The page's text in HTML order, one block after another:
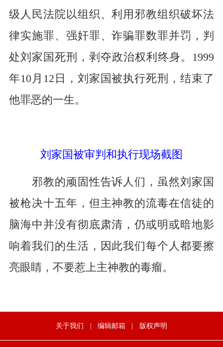
级人民法院以组织、利用邪教组织破坏法
律实施罪、强奸罪、诈骗罪数罪并罚，判
处刘家国死刑，剥夺政治权利终身。 1999
年10月 12 日，刘家国被执行死刑，结束了
他罪恶的一生。
刘家国被审判和执行现场截图
邪教的顽固性告诉人们，虽然刘家国
被枪决十五年，但主神教的流毒在信徒的
脑海中并没有彻底肃清，仍或明或暗地影
响着我们的生活，因此我们每个人都要擦
亮眼睛，不要惹上主神教的毒瘤。
关于我们 | 编辑邮箱 | 版权声明